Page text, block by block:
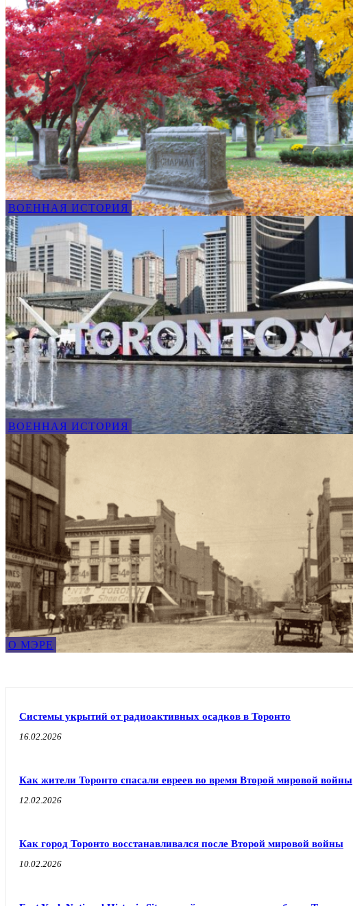
ВОЕННАЯ ИСТОРИЯ
ВОЕННАЯ ИСТОРИЯ
О МЭРЕ
Системы укрытий от радиоактивных осадков в Торонто
16.02.2026
Как жители Торонто спасали евреев во время Второй мировой войны
12.02.2026
Как город Торонто восстанавливался после Второй мировой войны
10.02.2026